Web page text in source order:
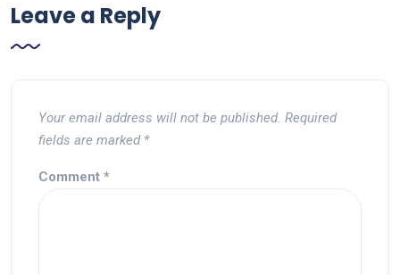
Leave a Reply
Your email address will not be published. Required
fields are marked *
Comment *